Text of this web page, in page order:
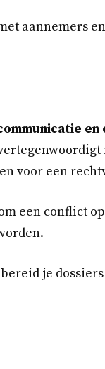
aannemers
voor een
een conflict
je